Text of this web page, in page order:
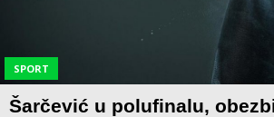
SPORT
Šarčević u polufinalu,